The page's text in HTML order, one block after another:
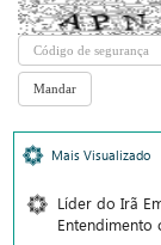
Mais Visualizado
Líder do Irã
Entendimento